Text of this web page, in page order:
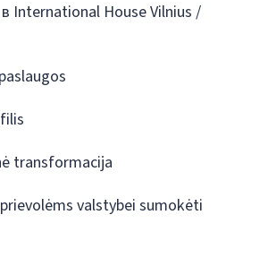
International House Vilnius /
transformacija
valstybei sumokėti